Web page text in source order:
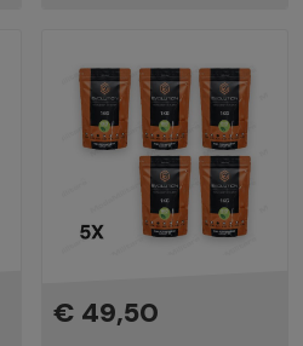
€ 49,50